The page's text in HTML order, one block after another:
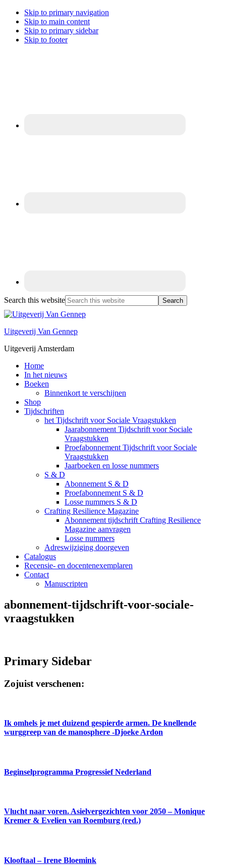
Skip to primary navigation
Skip to main content
Skip to primary sidebar
Skip to footer
Search this website
Uitgeverij Van Gennep
Uitgeverij Amsterdam
Home
In het nieuws
Boeken
Binnenkort te verschijnen
Shop
Tijdschriften
het Tijdschrift voor Sociale Vraagstukken
Jaarabonnement Tijdschrift voor Sociale
Vraagstukken
Proefabonnement Tijdschrift voor Sociale
Vraagstukken
Jaarboeken en losse nummers
S & D
Abonnement S & D
Proefabonnement S & D
Losse nummers S & D
Crafting Resilience Magazine
Abonnement tijdschrift Crafting Resilience
Magazine aanvragen
Losse nummers
Adreswijziging doorgeven
Catalogus
Recensie- en docentenexemplaren
Contact
Manuscripten
abonnement-tijdschrift-voor-sociale-
vraagstukken
Primary Sidebar
Zojuist verschenen:
Ik omhels je met duizend gespierde armen. De knellende
wurggreep van de manosphere -Djoeke Ardon
Beginselprogramma Progressief Nederland
Vlucht naar voren. Asielvergezichten voor 2050 – Monique
Kremer & Evelien van Roemburg (red.)
Klooftaal – Irene Bloemink